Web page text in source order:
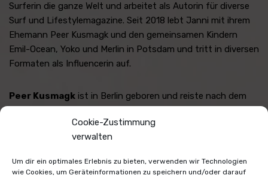
Cookie-Zustimmung
verwalten
Um dir ein optimales Erlebnis zu bieten, verwenden wir Technologien
wie Cookies, um Geräteinformationen zu speichern und/oder darauf
Surferin die ganze Welt und arbeitet als Autorin für diverse
Surf und Lifestylemagazine. Seit 2018 lebt Janni mit ihrem
Ehemann Peer Kusmagk und den gemeinsamen Kindern
Emil-Ocean, Yoko und Merlin in Potsdam und tritt in diversen
Formaten als Influencerin auf.
Peer Kusmagk ist in Berlin geboren und reiste nach dem
Anschließend studierte Kusmagk Schauspiel am Lee
Strassberg Institute in Los Angeles, spielte u.a. die
Moderator u.a. für das Sat.1 Frühstücksfernsehen tätig und